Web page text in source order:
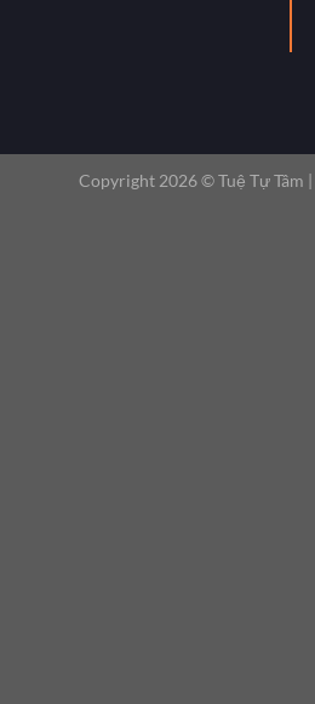
Copyright 2026 ©Tuệ Tự Tâm |